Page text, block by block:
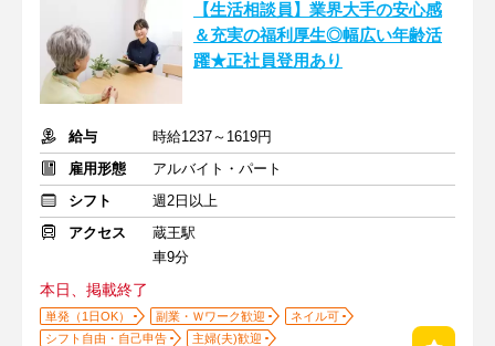
【生活相談員】業界大手の安心感
＆充実の福利厚生◎幅広い年齢活
躍★正社員登用あり
給与
時給1237～1619円
雇用形態
アルバイト・パート
シフト
週2日以上
アクセス
蔵王駅
車9分
本日、掲載終了
単発（1日OK） 副業・Ｗワーク歓迎
ネイル可
シフト自由・自己申告
主婦(夫)歓迎